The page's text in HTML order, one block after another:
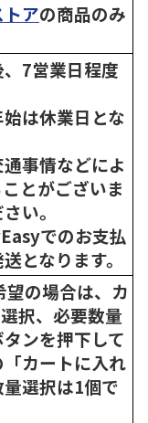
アの商品のみ
7営業日程度
は休業日とな
事情などによ
とがございま
い。
でのお支払
となります。
の場合は、カ
択、必要数量
ンを押下して
カートに入れ
選択は1個で